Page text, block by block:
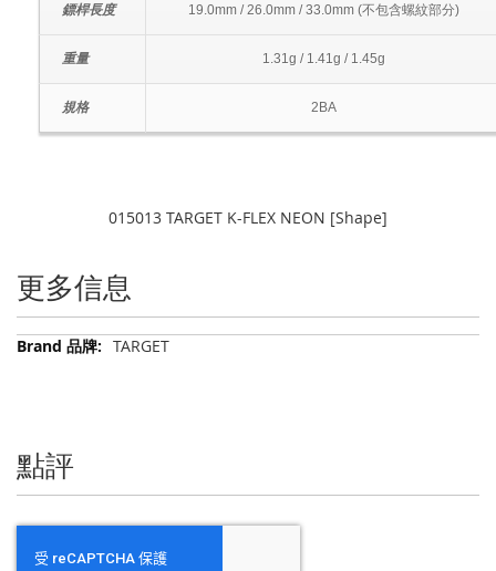
鏢桿長度 19.0mm / 26.0mm / 33.0mm (不包含螺紋部分)
重量 1.31g / 1.41g / 1.45g
規格 2BA
015013 TARGET K-FLEX NEON [Shape]
更多信息
更
TARGET
點評